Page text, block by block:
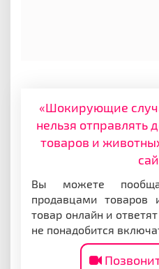
«Шокирующие
нельзя отправлять
товаров и
Вы можете
продавцами товаров
товар онлайн и
не понадобится